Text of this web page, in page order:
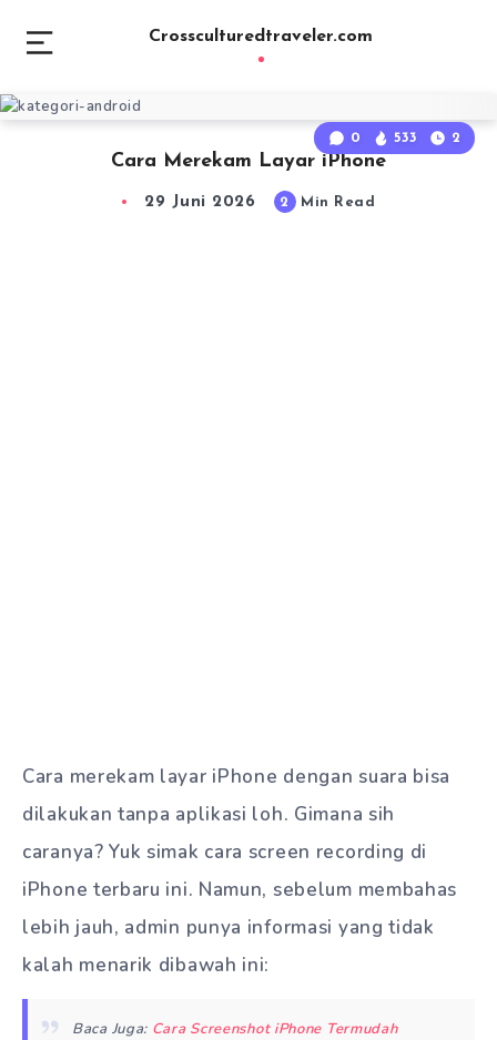
Crossculturedtraveler.com
Cara Merekam Layar iPhone
0 533 2
29 Juni 2026 2 Min Read
Cara merekam layar iPhone dengan suara bisa
dilakukan tanpa aplikasi loh. Gimana sih
caranya? Yuk simak cara screen recording di
iPhone terbaru ini. Namun, sebelum membahas
lebih jauh, admin punya informasi yang tidak
kalah menarik dibawah ini:
Baca Juga: Cara Screenshot iPhone Termudah